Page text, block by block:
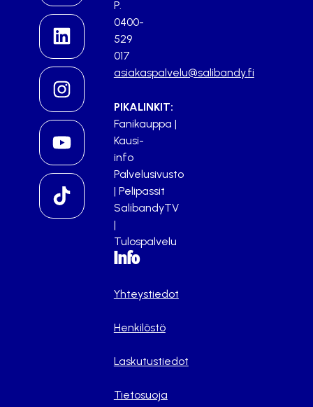
P.
0400-
529
017
asiakaspalvelu@salibandy.fi
PIKALINKIT:
Fanikauppa |
Kausi-
info
Palvelusivusto
| Pelipassit
SalibandyTV
|
Tulospalvelu
Info
Yhteystiedot
Henkilöstö
Laskutustiedot
Tietosuoja